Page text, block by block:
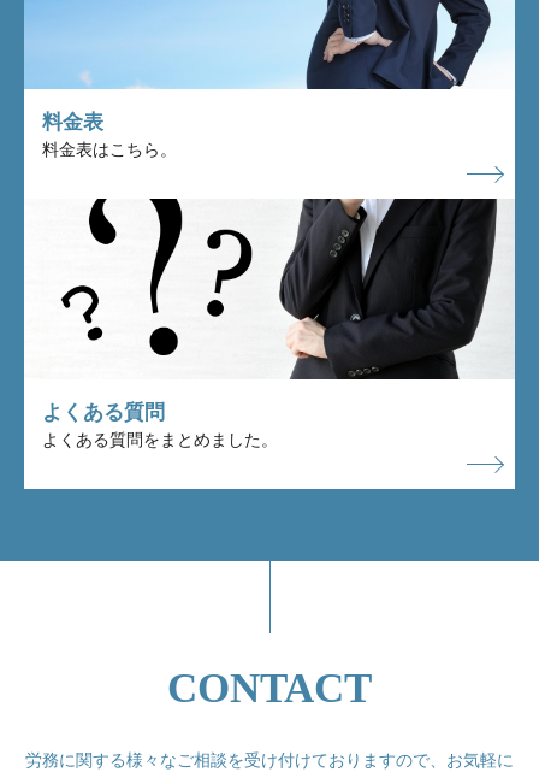
料金表
料金表はこちら。
よくある質問
よくある質問をまとめました。
CONTACT
労務に関する様々なご相談を受け付けておりますので、 お気軽に